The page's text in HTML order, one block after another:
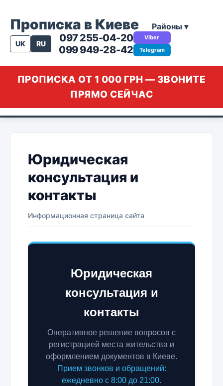
Прописка в Киеве Районы ▾
UK RU
097 255-04-20
099 949-28-42
Viber
Telegram
ПРОПИСКА ОТ 1 000 ГРН — ЗВОНИТЕ
ПРЯМО СЕЙЧАС
Юридическая
консультация и
контакты
Информационная страница сайта
Юридическая
консультация и
контакты
Оперативное решение вопросов с
регистрацией места жительства и
оформлением документов в Киеве.
Прием звонков и обращений:
ежедневно с 8:00 до 21:00.